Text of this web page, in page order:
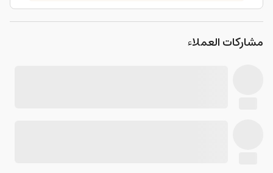
مشاركات العملاء